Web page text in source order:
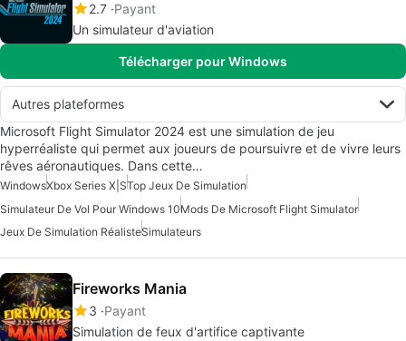
2.7 Payant
Un simulateur d'aviation
Télécharger pour Windows
Autres plateformes
Microsoft Flight Simulator 2024 est une simulation de jeu
hyperréaliste qui permet aux joueurs de poursuivre et de vivre leurs
rêves aéronautiques. Dans cette…
WindowsXbox Series X|STop Jeux De Simulation
Simulateur De Vol Pour Windows 10Mods De Microsoft Flight Simulator
Jeux De Simulation RéalisteSimulateurs
Fireworks Mania
3 Payant
Simulation de feux d'artifice captivante